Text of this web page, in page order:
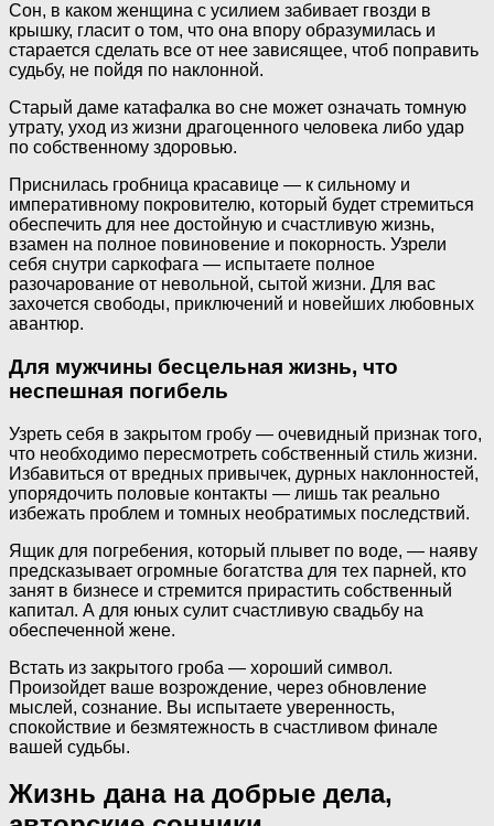
Сон, в каком женщина с усилием забивает гвозди в
крышку, гласит о том, что она впору образумилась и
старается сделать все от нее зависящее, чтоб поправить
судьбу, не пойдя по наклонной.
Старый даме катафалка во сне может означать томную
утрату, уход из жизни драгоценного человека либо удар
по собственному здоровью.
Приснилась гробница красавице — к сильному и
императивному покровителю, который будет стремиться
обеспечить для нее достойную и счастливую жизнь,
взамен на полное повиновение и покорность. Узрели
себя снутри саркофага — испытаете полное
разочарование от невольной, сытой жизни. Для вас
захочется свободы, приключений и новейших любовных
авантюр.
Для мужчины бесцельная жизнь, что
неспешная погибель
Узреть себя в закрытом гробу — очевидный признак того,
что необходимо пересмотреть собственный стиль жизни.
Избавиться от вредных привычек, дурных наклонностей,
упорядочить половые контакты — лишь так реально
избежать проблем и томных необратимых последствий.
Ящик для погребения, который плывет по воде, — наяву
предсказывает огромные богатства для тех парней, кто
занят в бизнесе и стремится прирастить собственный
капитал. А для юных сулит счастливую свадьбу на
обеспеченной жене.
Встать из закрытого гроба — хороший символ.
Произойдет ваше возрождение, через обновление
мыслей, сознание. Вы испытаете уверенность,
спокойствие и безмятежность в счастливом финале
вашей судьбы.
Жизнь дана на добрые дела,